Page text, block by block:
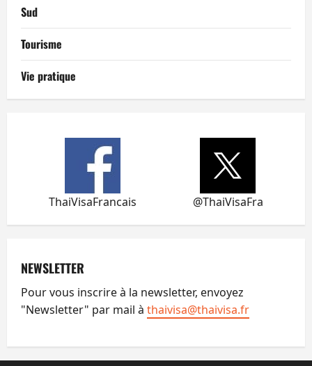
Sud
Tourisme
Vie pratique
ThaiVisaFrancais @ThaiVisaFra
NEWSLETTER
Pour vous inscrire à la newsletter, envoyez
"Newsletter" par mail à thaivisa@thaivisa.fr